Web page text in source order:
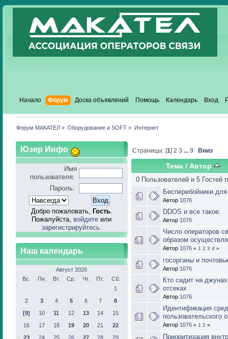
Начало Форум Доска объявлений Помощь Календарь Вход
Форум МАКАТЕЛ » Оборудование и SOFT » Интернет
Юзер Инфо
Имя
пользователя:
Пароль:
Добро пожаловать, Гость.
Пожалуйста, войдите или
зарегистрируйтесь.
Наш календарь
Август 2026
Вс.
Пн. Вт. Ср. Чт. Пт.
Сб.
1
2
3 4 5 6 7
8
[9]
10 11 12 13 14
15
16
17 18 19 20 21
22
23
24 25 26 27 28
29
Страницы: [1]2 3 ...9 Вниз
Тема/ Автор
0 Пользователей и 5 Гостей
Бесперебойники
Автор 1076
DDOS и все такое.
Автор 1076
Число операторов
образом
Автор 1076 « 1 2 3 4»
госорганы и
Автор 1076
Кто сидит на
отсеках
Автор 1076
Идентификация
пользовательского
Автор 1076 « 1 2 »
Приоритизация